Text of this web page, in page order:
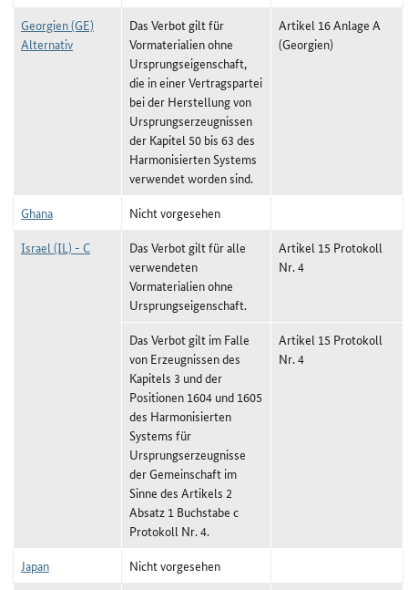
Georgien (GE)
Alternativ
Das Verbot gilt für
Vormaterialien ohne
Ursprungseigenschaft,
die in einer Vertragspartei
bei der Herstellung von
Ursprungserzeugnissen
der Kapitel 50 bis 63 des
Harmonisierten Systems
verwendet worden sind.
Artikel 16 Anlage A
(Georgien)
Ghana
Nicht vorgesehen
Israel (IL) - C
Das Verbot gilt für alle
verwendeten
Vormaterialien ohne
Ursprungseigenschaft.
Artikel 15 Protokoll
Nr. 4
Das Verbot gilt im Falle
von Erzeugnissen des
Kapitels 3 und der
Positionen 1604 und 1605
des Harmonisierten
Systems für
Ursprungserzeugnisse
der Gemeinschaft im
Sinne des Artikels 2
Absatz 1 Buchstabe c
Protokoll Nr. 4.
Artikel 15 Protokoll
Nr. 4
Japan
Nicht vorgesehen